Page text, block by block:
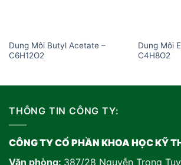
Dung Môi Butyl Acetate –
C6H12O2
Dung Môi
C4H8O2
THÔNG TIN CÔNG TY:
CÔNG TY CỔ PHẦN KHOA HỌC KỸ
Văn phòng: 387/28 Nguyễn Trọng